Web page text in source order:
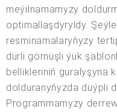
meýilnamamyzy
optimallaşdyryldy.
resminamalaryňyzy
dürli görnüşli ýük
bellikleriniň guralyşyna
dolduranyňyzda düýpli
Programmamyzy